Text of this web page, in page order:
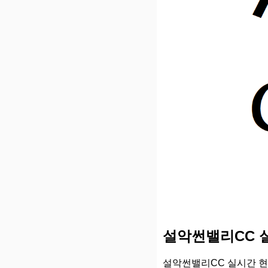
설악썬밸리CC
설악썬밸리CC 실시간